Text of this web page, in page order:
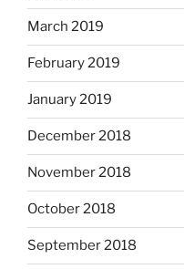
March 2019
February 2019
January 2019
December 2018
November 2018
October 2018
September 2018